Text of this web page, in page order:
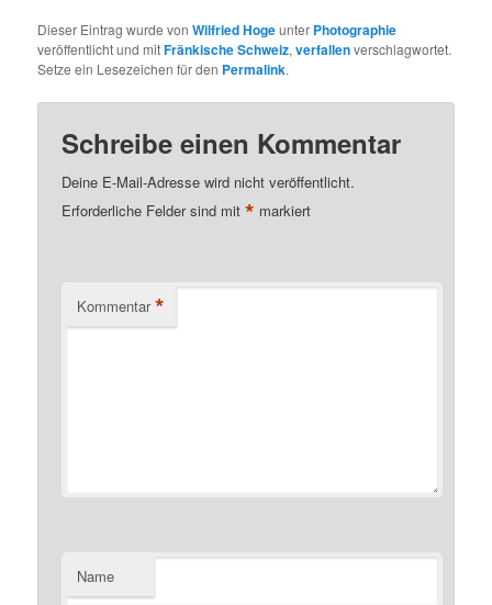
Dieser Eintrag wurde vonWilfried Hogeunter Photographie
veröffentlicht und mitFränkische Schweiz,verfallenverschlagwortet.
Setze ein Lesezeichen für den Permalink.
Schreibe einen Kommentar
Deine E-Mail-Adresse wird nicht veröffentlicht.
Erforderliche Felder sind mit* markiert
Kommentar *
Name